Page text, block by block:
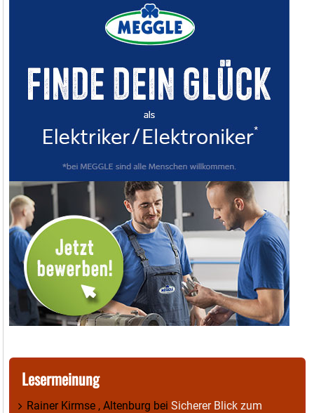
Lesermeinung
Rainer Kirmse , Altenburg bei Sicherer Blick zum